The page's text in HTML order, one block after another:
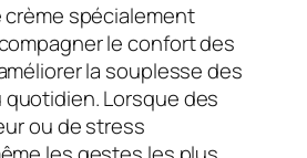
spécialement
le confort des
la souplesse des
Lorsque des
ou de stress